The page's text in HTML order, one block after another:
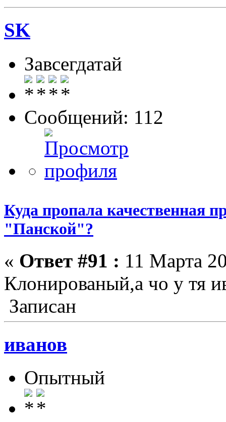
SK
Завсегдатай
Сообщений: 112
Куда пропала качественная
"Панской"?
« Ответ #91 : 11 Марта
Клонированый,а чо у тя
Записан
иванов
Опытный